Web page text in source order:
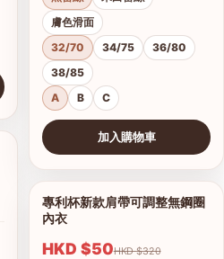
膚色滑面
32/70
34/75
36/80
38/85
A
B C
加入購物車
1/9
查看圖片
專利杯新款肩帶可調整無鋼圈
內衣
HKD $50 HKD $320